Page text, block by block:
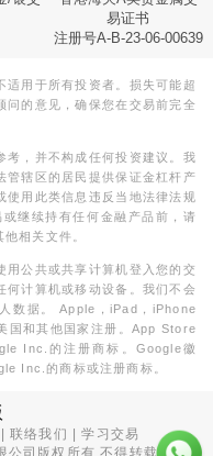
易证书
注册号A-B-23-06-00639
适用于所有投资者。损失可能超
问的意见，确保您在交易前完全
考，并不构成任何投资建议。我
管辖区的居民提供保证金杠杆产
使用此类信息违反当地法律法规
继续持有任何金融产品前，请
相关文件。
用公共或共享计算机登入您的交
何计算机或移动设备。我们不会
数据。 Apple，iPad，iPhone
国和其他国家注册。App Store
Inc.的注册商标。Google徽
Inc.的商标或注册商标。
|联络我们 |学习交易
公司版权所有,不得转载